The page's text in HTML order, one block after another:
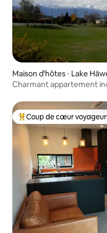
Maison d'hôtes ⋅ Lake
Charmant appartement
Coups de cœur voyageurs
Coup de cœur